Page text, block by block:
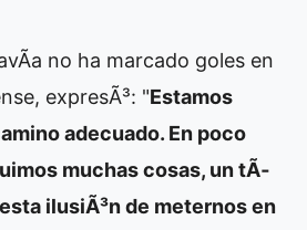
no ha marcado goles en
expresÃ³: "Estamos
adecuado. En poco
muchas cosas, un tÃ­
ilusiÃ³n de meternos en